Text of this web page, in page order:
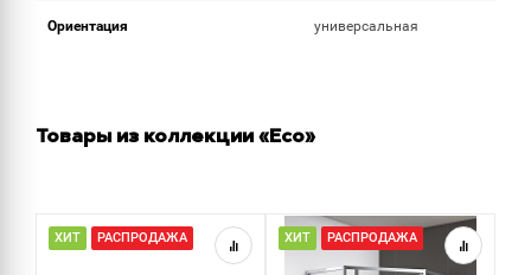
Ориентация универсальная
Товары из коллекции «Eco»
ХИТ РАСПРОДАЖА ХИТ РАСПРОДАЖА